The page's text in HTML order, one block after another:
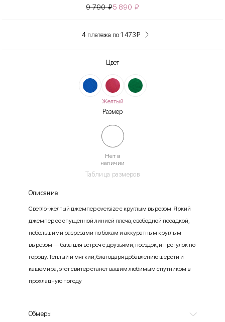
9 790₽5 890 ₽
4 платежа по 1 473₽
Цвет
Желтый
Размер
Таблица размеров
Нет в
наличии
Описание
Светло-желтый джемпер oversize с круглым вырезом. Яркий
джемпер со спущенной линией плеча, свободной посадкой,
небольшими разрезами по бокам и аккуратным круглым
вырезом — база для встреч с друзьями, поездок, и прогулок по
городу. Тёплый и мягкий, благодаря добавлению шерсти и
кашемира, этот свитер станет вашим любимым спутником в
прохладную погоду
Обмеры